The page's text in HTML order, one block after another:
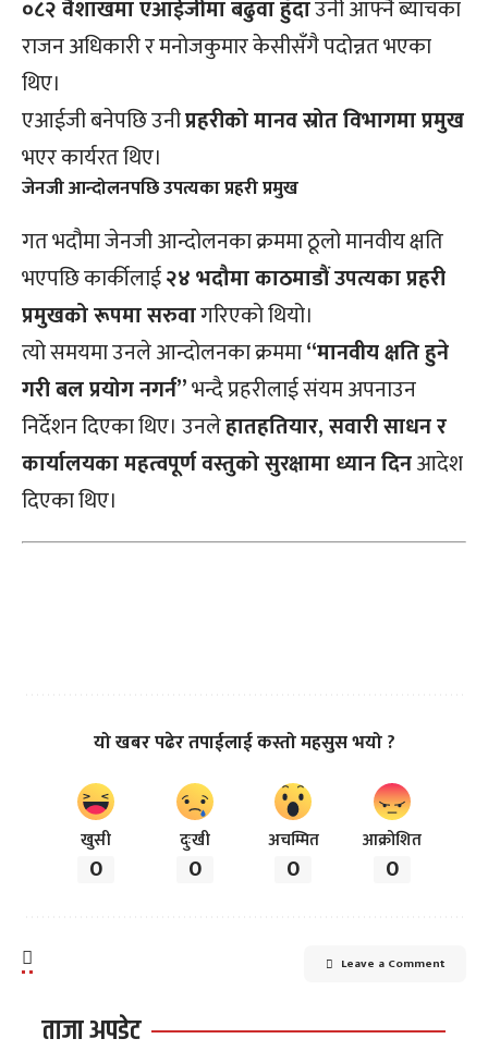
०८२ वैशाखमा एआईजीमा बढुवा हुँदाउनी आफ्नै ब्याचका
राजन अधिकारी र मनोजकुमार केसीसँगै पदोन्नत भएका
थिए।
एआईजी बनेपछि उनीप्रहरीको मानव स्रोत विभागमा प्रमुख
भएर कार्यरत थिए।
जेनजी आन्दोलनपछि उपत्यका प्रहरी प्रमुख
गत भदौमा जेनजी आन्दोलनका क्रममा ठूलो मानवीय क्षति
भएपछि कार्कीलाई२४ भदौमा काठमाडौं उपत्यका प्रहरी
प्रमुखको रूपमा सरुवागरिएको थियो।
त्यो समयमा उनले आन्दोलनका क्रममा“मानवीय क्षति हुने
गरी बल प्रयोग नगर्न”भन्दै प्रहरीलाई संयम अपनाउन
निर्देशन दिएका थिए। उनलेहातहतियार, सवारी साधन र
कार्यालयका महत्वपूर्ण वस्तुको सुरक्षामा ध्यान दिनआदेश
दिएका थिए।
यो खबर पढेर तपाईलाई कस्तो महसुस भयो ?
खुसी
0
दुःखी
0
अचम्मित
0
आक्रोशित
0
Leave a Comment
ताजा अपडेट